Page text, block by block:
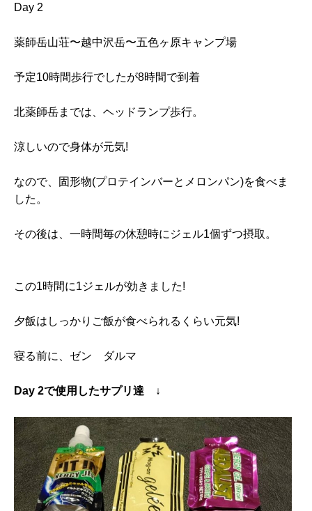
Day 2
薬師岳山荘〜越中沢岳〜五色ヶ原キャンプ場
予定10時間歩行でしたが8時間で到着
北薬師岳までは、ヘッドランプ歩行。
涼しいので身体が元気!
なので、固形物(プロテインバーとメロンパン)を食べま
した。
その後は、一時間毎の休憩時にジェル1個ずつ摂取。
この1時間に1ジェルが効きました!
夕飯はしっかりご飯が食べられるくらい元気!
寝る前に、ゼン ダルマ
Day 2で使用したサプリ達 ↓